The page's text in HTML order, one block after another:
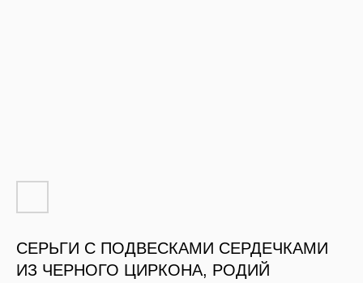
СЕРЬГИ С ПОДВЕСКАМИ СЕРДЕЧКАМИ
ИЗ ЧЕРНОГО ЦИРКОНА, РОДИЙ